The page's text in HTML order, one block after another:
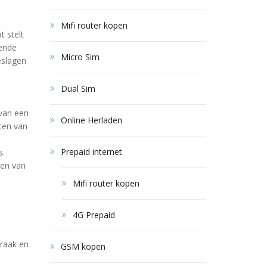
stelt
een
van
van
en
Mifi router kopen
Micro Sim
Dual Sim
Online Herladen
Prepaid internet
Mifi router kopen
4G Prepaid
GSM kopen